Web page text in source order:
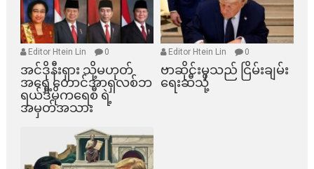
Editor Htein Lin 0
အင်ဒိုနီးရှား သို့မဟုတ်
အရှေ့တောင်အာရှလစ်ဘ
ရယ်ဒီမိုကရေစီ ရဲ့
အမှတ်အသား
Editor Htein Lin 0
ဗာဆိုင်းမှသည် ငြိမ်းချမ်း
ရေးဆီသို့